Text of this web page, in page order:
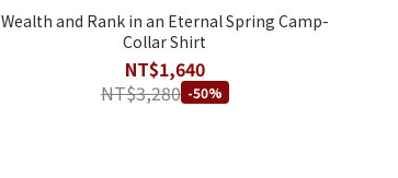
Wealth and Rank in an Eternal Spring Camp-
Collar Shirt
NT$1,640
NT$3,280 -50%